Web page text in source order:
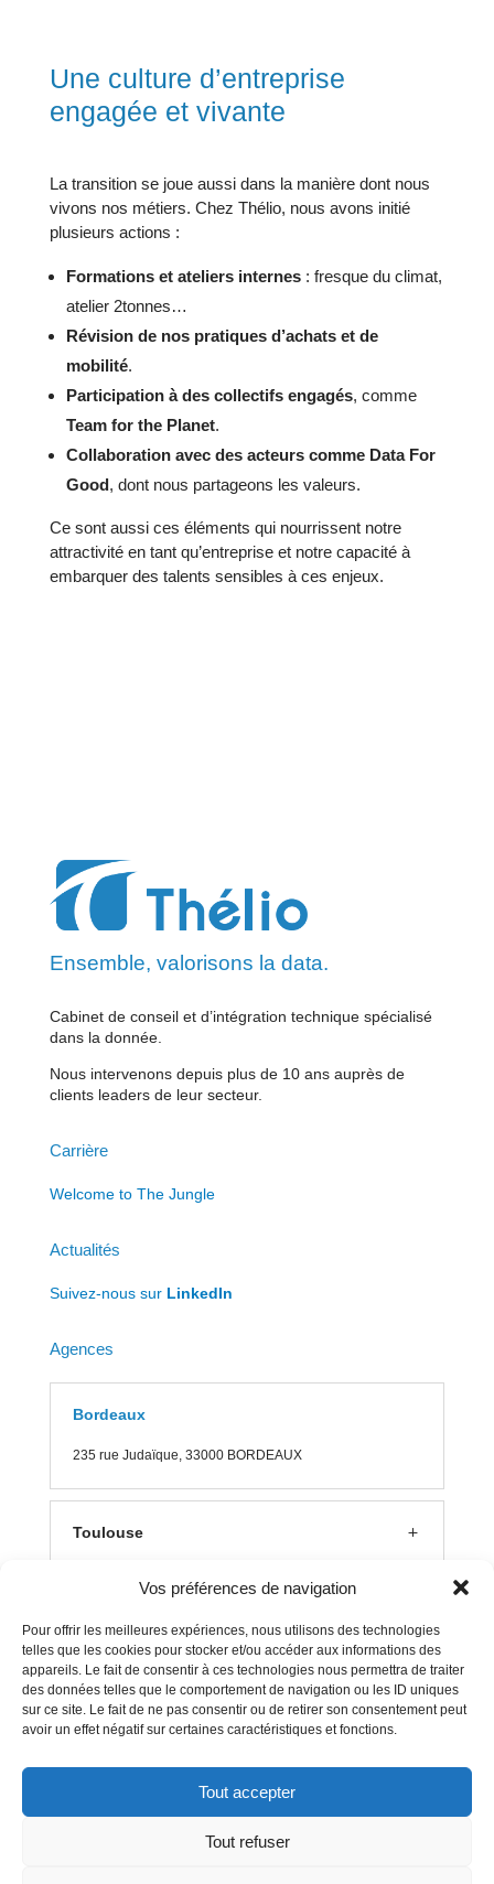
Vos préférences de navigation
Pour offrir les meilleures expériences, nous utilisons des technologies
telles que les cookies pour stocker et/ou accéder aux informations des
appareils. Le fait de consentir à ces technologies nous permettra de traiter
des données telles que le comportement de navigation ou les ID uniques
sur ce site. Le fait de ne pas consentir ou de retirer son consentement peut
avoir un effet négatif sur certaines caractéristiques et fonctions.
Tout accepter
Tout refuser
Une culture d’entreprise
engagée et vivante
La transition se joue aussi dans la manière dont nous
vivons nos métiers. Chez Thélio, nous avons initié
plusieurs actions :
Formations et ateliers internes: fresque du climat,
atelier 2tonnes…
Révision de nos pratiques d’achats et de
mobilité.
Participation à des collectifs engagés, comme
Team for the Planet.
Collaboration avec des acteurs comme Data For
Good, dont nous partageons les valeurs.
Ce sont aussi ces éléments qui nourrissent notre
attractivité en tant qu’entreprise et notre capacité à
embarquer des talents sensibles à ces enjeux.
Ensemble, valorisons la data.
Cabinet de conseil et d’intégration technique spécialisé
dans la donnée.
Nous intervenons depuis plus de 10 ans auprès de
clients leaders de leur secteur.
Carrière
Welcome to The Jungle
Actualités
Suivez-nous sur LinkedIn
Agences
Bordeaux
235 rue Judaïque, 33000 BORDEAUX
Toulouse
Aix en Provence